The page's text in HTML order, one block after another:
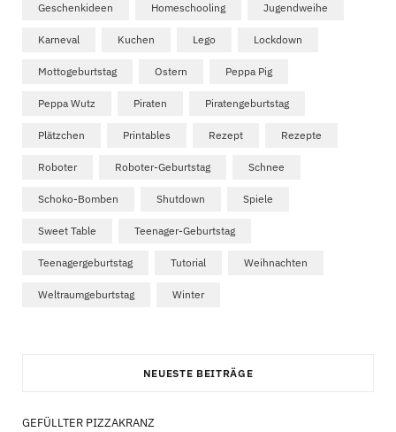
Geschenkideen Homeschooling Jugendweihe
Karneval Kuchen Lego Lockdown
Mottogeburtstag Ostern Peppa Pig
Peppa Wutz Piraten Piratengeburtstag
Plätzchen Printables Rezept Rezepte
Roboter Roboter-Geburtstag Schnee
Schoko-Bomben Shutdown Spiele
Sweet Table Teenager-Geburtstag
Teenagergeburtstag Tutorial Weihnachten
Weltraumgeburtstag Winter
NEUESTE BEITRÄGE
GEFÜLLTER PIZZAKRANZ